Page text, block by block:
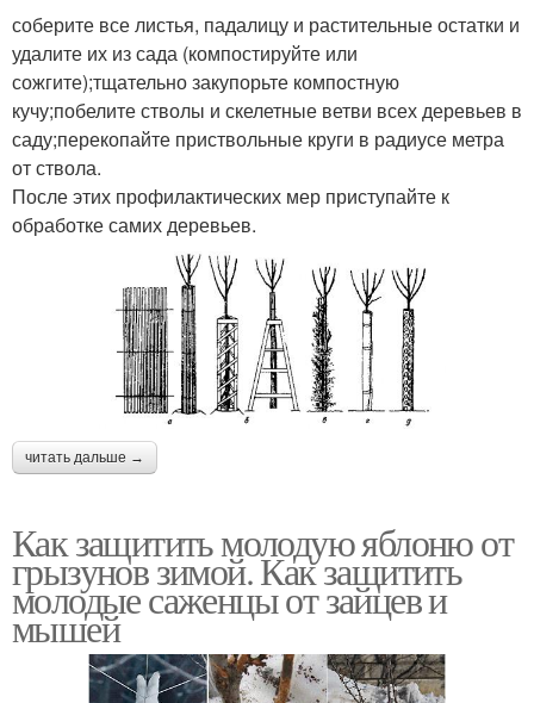
соберите все листья, падалицу и растительные остатки и
удалите их из сада (компостируйте или
сожгите);тщательно закупорьте компостную
кучу;побелите стволы и скелетные ветви всех деревьев в
саду;перекопайте приствольные круги в радиусе метра
от ствола.
После этих профилактических мер приступайте к
обработке самих деревьев.
читать дальше →
Как защитить молодую яблоню от
грызунов зимой. Как защитить
молодые саженцы от зайцев и
мышей